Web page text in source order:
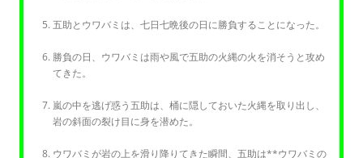
五助とウワバミは、七日七晩後の日に勝負することになった。
勝負の日、ウワバミは雨や風で五助の火縄の火を消そうと攻め
てきた。
嵐の中を逃げ惑う五助は、桶に隠しておいた火縄を取り出し、
岩の斜面の裂け目に身を潜めた。
ウワバミが岩の上を滑り降りてきた瞬間、五助は**ウワバミの